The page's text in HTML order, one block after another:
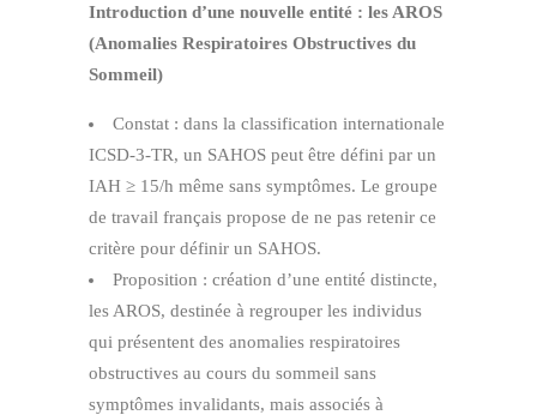
Introduction d’une nouvelle entité : les AROS
(Anomalies Respiratoires Obstructives du
Sommeil)
Constat : dans la classification internationale
ICSD‑3‑TR, un SAHOS peut être défini par un
IAH ≥ 15/h même sans symptômes. Le groupe
de travail français propose de ne pas retenir ce
critère pour définir un SAHOS.
Proposition : création d’une entité distincte,
les AROS, destinée à regrouper les individus
qui présentent des anomalies respiratoires
obstructives au cours du sommeil sans
symptômes invalidants, mais associés à